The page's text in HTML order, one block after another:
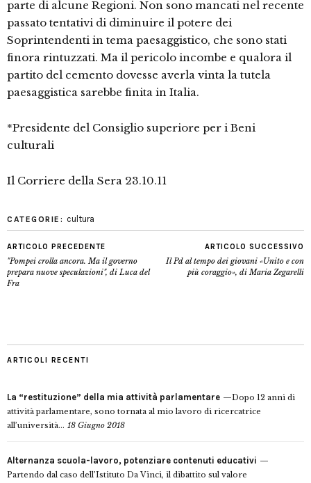
parte di alcune Regioni. Non sono mancati nel recente
passato tentativi di diminuire il potere dei
Soprintendenti in tema paesaggistico, che sono stati
finora rintuzzati. Ma il pericolo incombe e qualora il
partito del cemento dovesse averla vinta la tutela
paesaggistica sarebbe finita in Italia.
*Presidente del Consiglio superiore per i Beni
culturali
Il Corriere della Sera 23.10.11
CATEGORIE: cultura
ARTICOLO PRECEDENTE
"Pompei crolla ancora. Ma il governo
prepara nuove speculazioni", di Luca del
Fra
ARTICOLO SUCCESSIVO
Il Pd al tempo dei giovani «Unito e con
più coraggio», di Maria Zegarelli
ARTICOLI RECENTI
La “restituzione” della mia attività parlamentare
Dopo 12 anni di
attività parlamentare, sono tornata al mio lavoro di ricercatrice
all’università... 18 Giugno 2018
Alternanza scuola-lavoro, potenziare contenuti educativi
Partendo dal caso dell’Istituto Da Vinci, il dibattito sul valore